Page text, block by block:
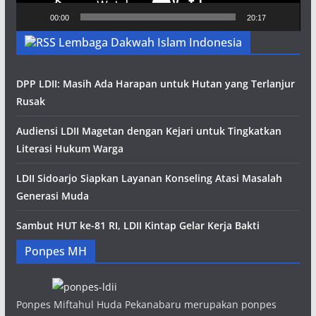
00:00 20:17
Lembaga Dakwah Islam Indonesia
DPP LDII: Masih Ada Harapan untuk Hutan yang Terlanjur
Rusak
Audiensi LDII Magetan dengan Kejari untuk Tingkatkan
Literasi Hukum Warga
LDII Sidoarjo Siapkan Layanan Konseling Atasi Masalah
Generasi Muda
Sambut HUT ke-81 RI, LDII Kintap Gelar Kerja Bakti
Ponpes MH
Ponpes Miftahul Huda Pekanabaru merupakan ponpes